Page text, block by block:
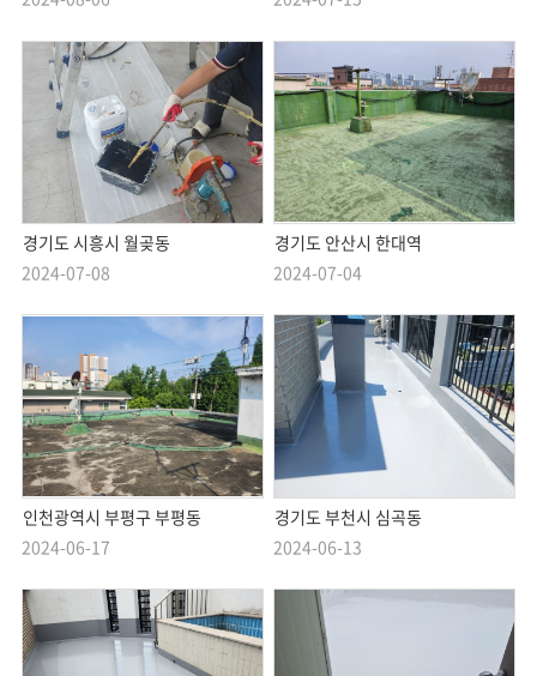
경기도 시흥시 월곶동
2024-07-08
경기도 안산시 한대역
2024-07-04
인천광역시 부평구 부평동
2024-06-17
경기도 부천시 심곡동
2024-06-13